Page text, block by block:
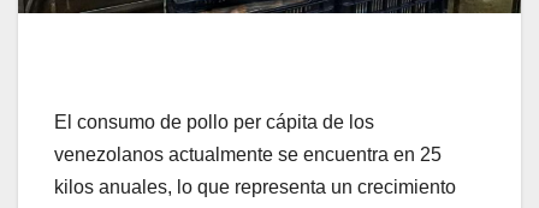
El consumo de pollo per cápita de los
venezolanos actualmente se encuentra en 25
kilos anuales, lo que representa un crecimiento